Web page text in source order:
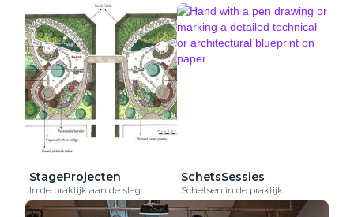
StageProjecten
In de praktijk aan de slag
SchetsSessies
Schetsen in de praktijk